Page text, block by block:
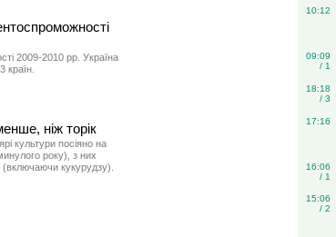
2009-2010 рр. Україна
країн.
ніж торік
культури посіяно на
року), з них
кукурудзу).
10:12
09:09
/ 1
18:18
/ 3
17:16
16:06
/ 1
15:06
/ 2